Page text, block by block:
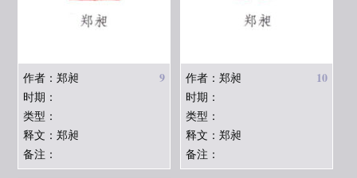
9
作者：郑昶
时期：
类型：
释文：郑昶
备注：
10
作者：郑昶
时期：
类型：
释文：郑昶
备注：